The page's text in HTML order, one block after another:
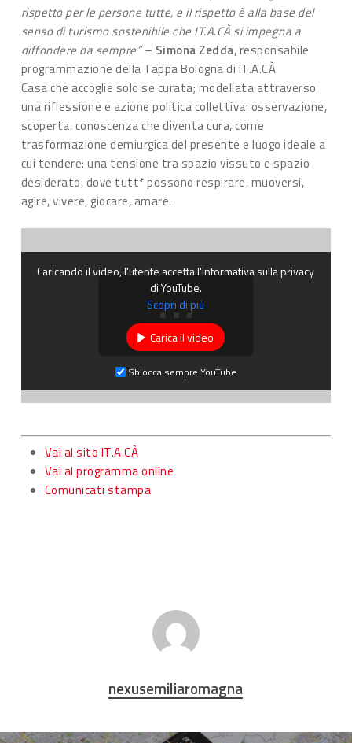
rispetto per le persone tutte, e il rispetto è alla base del
senso di turismo sostenibile che IT.A.CÀ si impegna a
diffondere da sempre”– Simona Zedda, responsabile
programmazione della Tappa Bologna di IT.A.CÀ
Casa che accoglie solo se curata; modellata attraverso
una riflessione e azione politica collettiva: osservazione,
scoperta, conoscenza che diventa cura, come
trasformazione demiurgica del presente e luogo ideale a
cui tendere: una tensione tra spazio vissuto e spazio
desiderato, dove tutt* possono respirare, muoversi,
agire, vivere, giocare, amare.
Caricando il video, l'utente accetta l'informativa sulla privacy
di YouTube.
Scopri di più
Carica il video
Sblocca sempre YouTube
Vai al sito IT.A.CÀ
Vai al programma online
Comunicati stampa
nexusemiliaromagna